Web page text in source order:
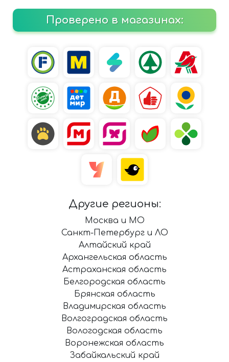
Проверено в магазинах:
Другие регионы:
Москва и МО
Санкт-Петербург и ЛО
Алтайский край
Архангельская область
Астраханская область
Белгородская область
Брянская область
Владимирская область
Волгоградская область
Вологодская область
Воронежская область
Забайкальский край